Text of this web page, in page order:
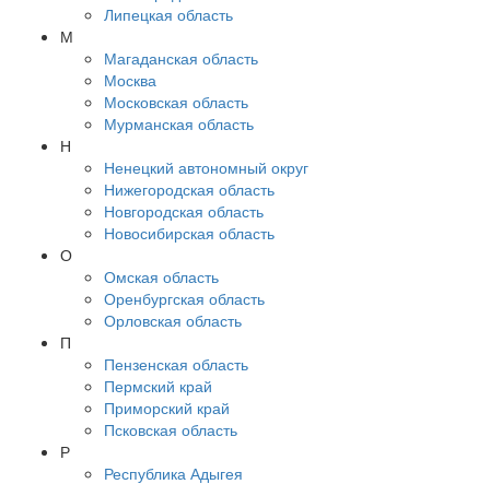
Липецкая область
М
Магаданская область
Москва
Московская область
Мурманская область
Н
Ненецкий автономный округ
Нижегородская область
Новгородская область
Новосибирская область
О
Омская область
Оренбургская область
Орловская область
П
Пензенская область
Пермский край
Приморский край
Псковская область
Р
Республика Адыгея